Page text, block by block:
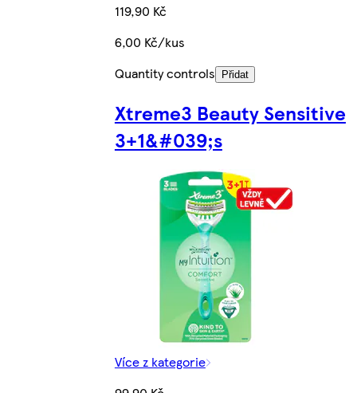
119,90 Kč
6,00 Kč/kus
Quantity controls
Přidat
Xtreme3 Beauty Sensitive
3+1&#039;s
Více z kategorie